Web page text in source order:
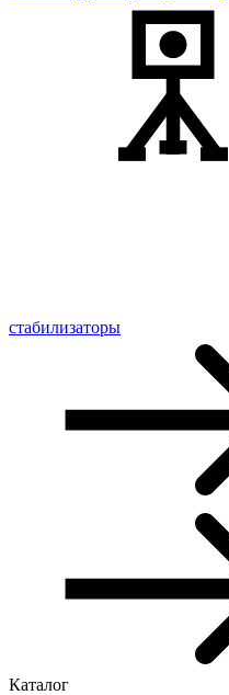
стабилизаторы
Каталог